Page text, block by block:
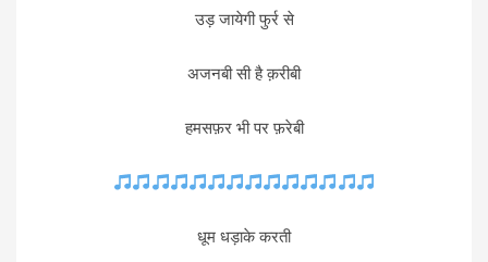
उड़ जायेगी फुर्र से
अजनबी सी है क़रीबी
हमसफ़र भी पर फ़रेबी
धूम धड़ाके करती